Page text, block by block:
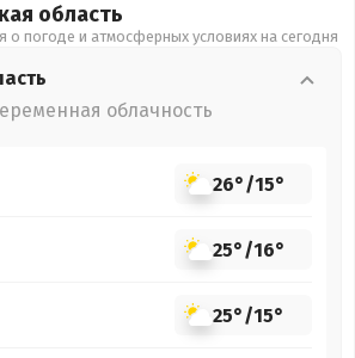
область
о погоде и атмосферных условиях на сегодня
облачность
26°/15°
25°/16°
25°/15°